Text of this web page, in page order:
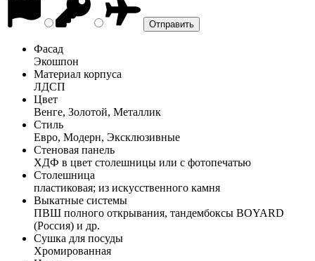
Фасад
Экошпон
Материал корпуса
ЛДСП
Цвет
Венге, Золотой, Металлик
Стиль
Евро, Модерн, Эксклюзивные
Стеновая панель
ХДФ в цвет столешницы или с фотопечатью
Столешница
пластиковая; из искусственного камня
Выкатные системы
ПВШ полного открывания, тандембоксы BOYARD
(Россия) и др.
Сушка для посуды
Хромированная